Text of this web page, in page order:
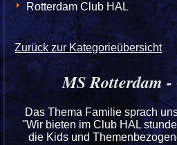
Rotterdam Club HAL
Zurück zur Kategorieübersicht
MS Rotterdam
Das Thema Familie sprach
"Wir bieten im Club HAL
die Kids und